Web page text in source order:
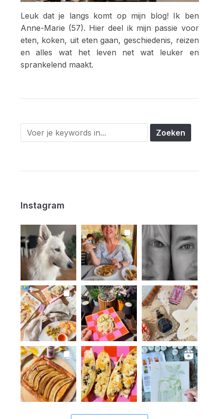
Leuk dat je langs komt op mijn blog! Ik ben
Anne-Marie (57). Hier deel ik mijn passie voor
eten, koken, uit eten gaan, geschiedenis, reizen
en alles wat het leven net wat leuker en
sprankelend maakt.
Instagram